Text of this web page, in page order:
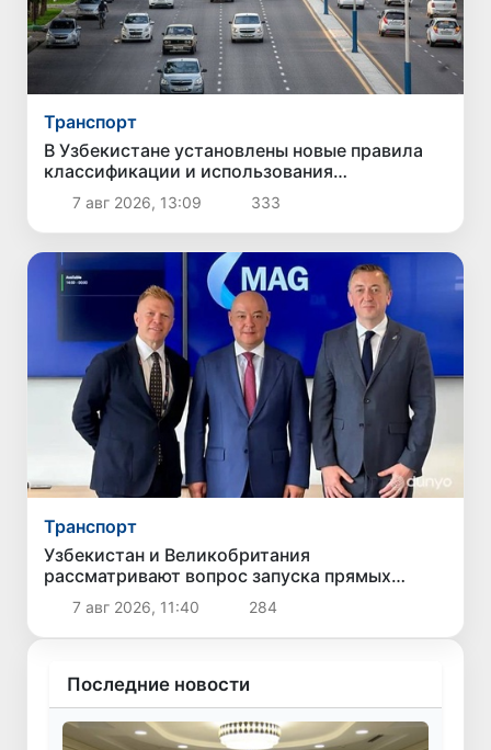
Транспорт
В Узбекистане установлены новые правила
классификации и использования
автомобильных дорог
7 авг 2026, 13:09 333
Транспорт
Узбекистан и Великобритания
рассматривают вопрос запуска прямых
авиарейсов по маршруту «Ташкент -
Манчестер»
7 авг 2026, 11:40 284
Последние новости